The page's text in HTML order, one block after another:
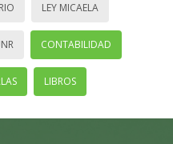
LEY MICAELA
CONTABILIDAD
LIBROS